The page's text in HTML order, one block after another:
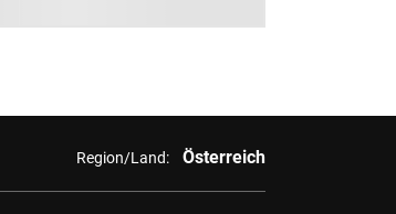
Region/Land: Österreich